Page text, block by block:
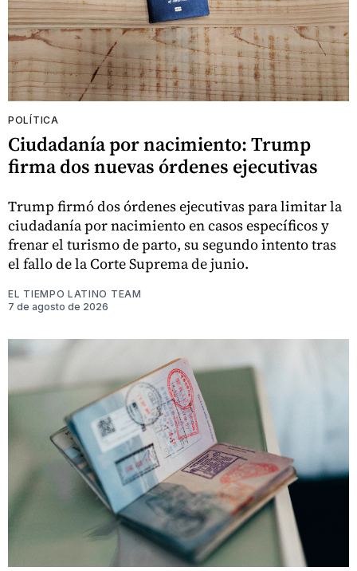
POLÍTICA
Ciudadanía por nacimiento: Trump
firma dos nuevas órdenes ejecutivas
Trump firmó dos órdenes ejecutivas para limitar la
ciudadanía por nacimiento en casos específicos y
frenar el turismo de parto, su segundo intento tras
el fallo de la Corte Suprema de junio.
EL TIEMPO LATINO TEAM
7 de agosto de 2026